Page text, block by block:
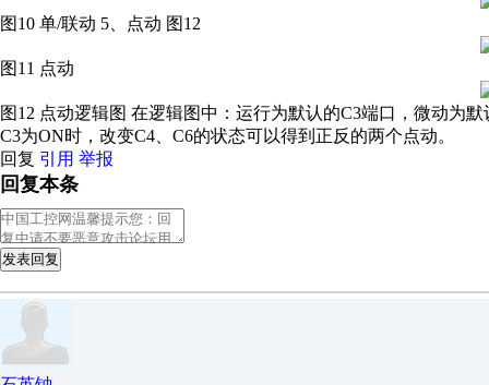
图10 单/联动 5、点动 图12
图11 点动
图12 点动逻辑图 在逻辑图中：运行为默认的C3端口，微动为
C3为ON时，改变C4、C6的状态可以得到正反的两个点动。
回复 引用 举报
回复本条
发表回复